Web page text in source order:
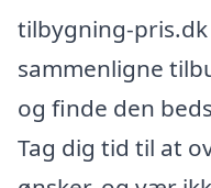
tilbygning-
sammenligne
og finde den
Tag dig tid til at